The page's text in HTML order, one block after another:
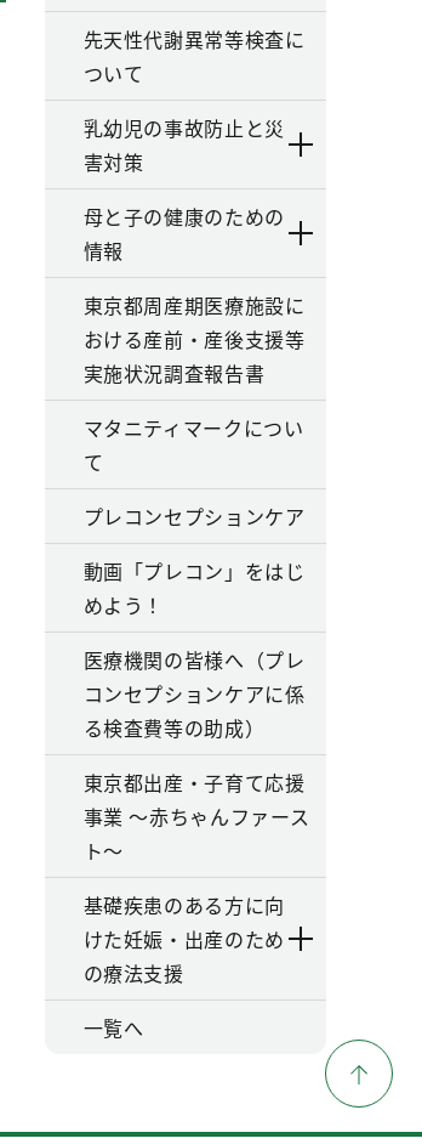
先天性代謝異常等検査に
ついて
乳幼児の事故防止と災
害対策
母と子の健康のための
情報
東京都周産期医療施設に
おける産前・産後支援等
実施状況調査報告書
マタニティマークについ
て
プレコンセプションケア
動画「プレコン」をはじ
めよう！
医療機関の皆様へ（プレ
コンセプションケアに係
る検査費等の助成）
東京都出産・子育て応援
事業 ～赤ちゃんファース
ト～
基礎疾患のある方に向
けた妊娠・出産のため
の療法支援
一覧へ